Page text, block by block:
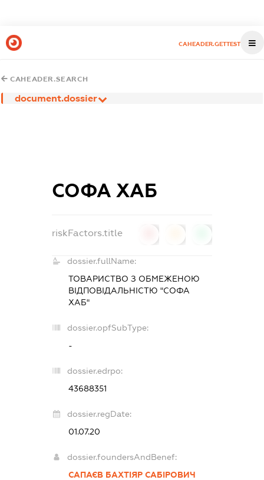
CAHEADER.GETTEST
CAHEADER.SEARCH
document.dossier
СОФА ХАБ
riskFactors.title
dossier.fullName:
ТОВАРИСТВО З ОБМЕЖЕНОЮ
ВІДПОВІДАЛЬНІСТЮ "СОФА
ХАБ"
dossier.opfSubType:
-
dossier.edrpo:
43688351
dossier.regDate:
01.07.20
dossier.foundersAndBenef:
САПАЄВ БАХТІЯР САБІРОВИЧ